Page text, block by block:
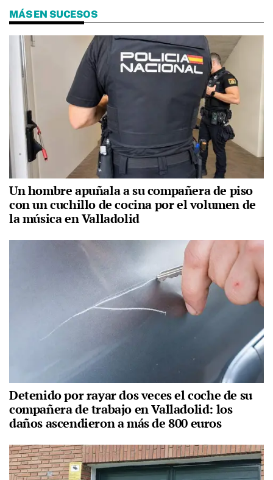
MÁS EN SUCESOS
Un hombre apuñala a su compañera de piso
con un cuchillo de cocina por el volumen de
la música en Valladolid
Detenido por rayar dos veces el coche de su
compañera de trabajo en Valladolid: los
daños ascendieron a más de 800 euros